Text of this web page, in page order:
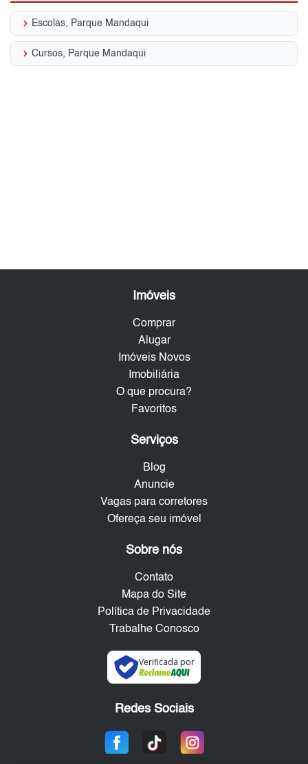
keyboard_arrow_right Escolas, Parque Mandaqui
keyboard_arrow_right Cursos, Parque Mandaqui
Imóveis
Comprar
Alugar
Imóveis Novos
Imobiliária
O que procura?
Favoritos
Serviços
Blog
Anuncie
Vagas para corretores
Ofereça seu imóvel
Sobre nós
Contato
Mapa do Site
Política de Privacidade
Trabalhe Conosco
Verificada por
Redes Sociais